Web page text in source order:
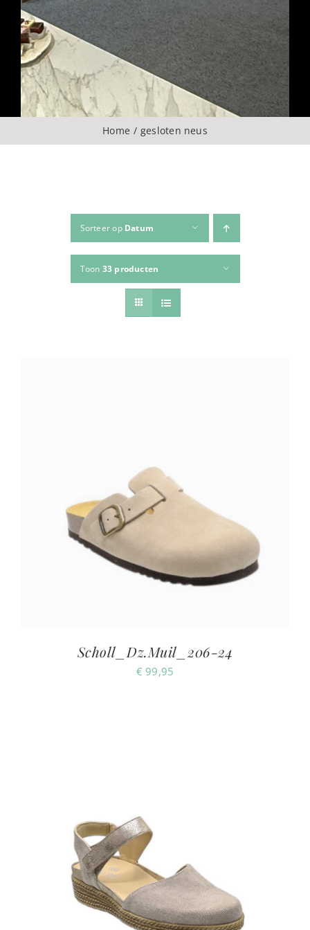
Over ons
CONTACT
Home gesloten neus
Sorteer op Datum
Toon 33 producten
Scholl_Dz.Muil_206-24
€ 99,95